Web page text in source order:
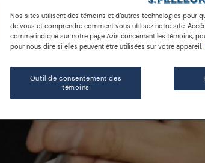
Nos sites utilisent des témoins et d’autres technologies pour
de vous et comprendre comment vous utilisez notre site.
comme indiqué sur notre page Avis concernant les témoins,
pour nous dire si elles peuvent être utilisées sur votre appareil.
Outil de consentement des
témoins